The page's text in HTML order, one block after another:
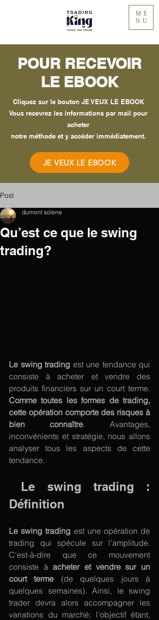
ME
NU
POUR RECEVOIR
LE EBOOK
Cliquez sur le bouton JE VEUX LE EBOOK
Vous recevrez les informations par mail pour
acheter
notre méthode et y accéder immédiatement.
JE VEUX LE EBOOK
Post
Qu’est ce que le swing
trading?
dumont solene
Le swing trading est une tendance qui
consiste à acheter et vendre des
Comme toutes les formes de trading,
cette opération comporte des risques à
bien connaître. Avantages,
inconvénients et stratégie, nous allons
analyser tous les aspects de cette
tendance.
Le swing trading :
Définition
Le swing trading est une opération de
trading qui spécule sur l’amplitude.
C’est-à-dire que ce mouvement
consiste à acheter et vendre sur un
court terme (de quelques jours à
quelques semaines). Ainsi, le swing
trader devra alors accompagner les
variations du marché; l’objectif étant,